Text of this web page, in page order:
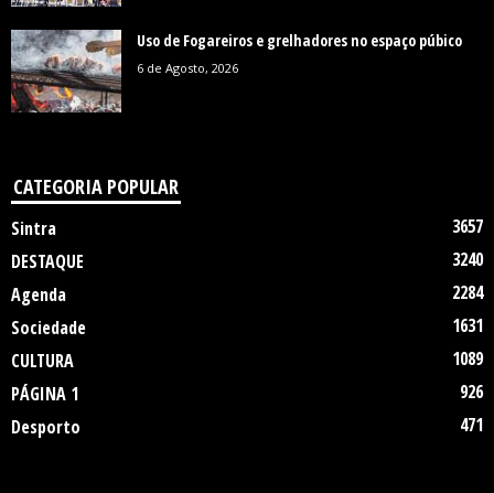
Uso de Fogareiros e grelhadores no espaço púbico
6 de Agosto, 2026
CATEGORIA POPULAR
Sintra
3657
DESTAQUE
3240
Agenda
2284
Sociedade
1631
CULTURA
1089
PÁGINA 1
926
Desporto
471